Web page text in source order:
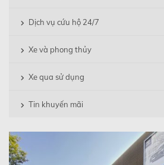
Dịch vụ cứu hộ 24/7
Xe và phong thủy
Xe qua sử dụng
Tin khuyến mãi